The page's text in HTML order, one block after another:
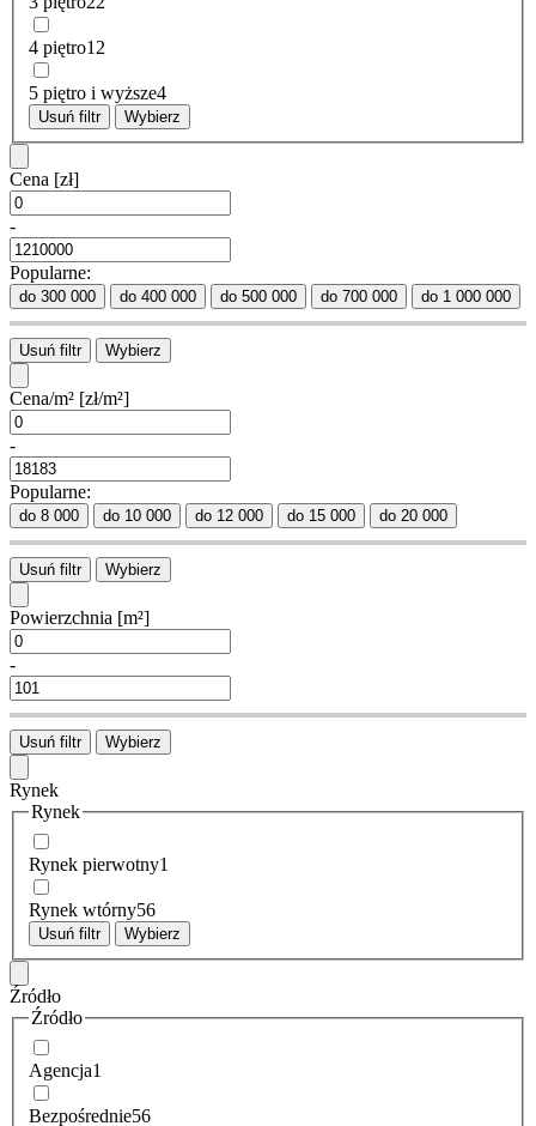
4 piętro12
5 piętro i wyższe4
Usuń filtr Wybierz
Cena [zł]
-
Popularne:
do 300 000 do 400 000 do 500 000 do 700 000 do 1 000 000
Usuń filtr Wybierz
Cena/m² [zł/m²]
-
Popularne:
do 8 000 do 10 000 do 12 000 do 15 000 do 20 000
Usuń filtr Wybierz
Powierzchnia [m²]
-
Usuń filtr Wybierz
Rynek
Rynek
Rynek pierwotny1
Rynek wtórny56
Usuń filtr Wybierz
Źródło
Źródło
Agencja1
Bezpośrednie56